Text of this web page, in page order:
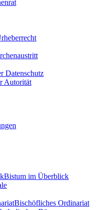
Datenschutz
Autorität
Bistum im Überblick
Bischöfliches Ordinariat